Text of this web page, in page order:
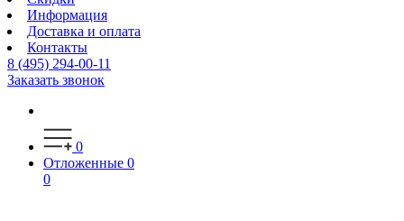
Информация
Доставка и оплата
Контакты
8 (495) 294-00-11
Заказать звонок
0
Отложенные 0
0